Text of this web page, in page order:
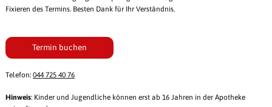
Fixieren des Termins. Besten Dank für Ihr Verständnis.
Termin buchen
Telefon: 044 725 40 76
Hinweis: Kinder und Jugendliche können erst ab 16 Jahren in der Apotheke